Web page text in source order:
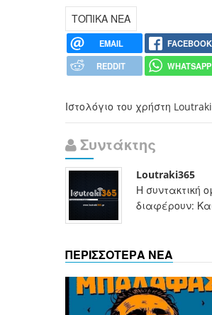
ΤΟΠΙΚΑ ΝΕΑ
EMAIL FACEBOOK
REDDIT
WHATSAPP
Ιστολόγιο του χρήστη
Συντάκτης
Loutraki365
Η συντακτική
διαφέρουν:
ΠΕΡΙΣΣΟΤΕΡΑ ΝΕΑ